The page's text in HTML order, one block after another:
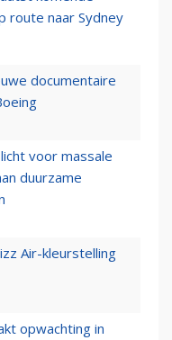
route naar Sydney
documentaire
voor massale
duurzame
Air-kleurstelling
opwachting in